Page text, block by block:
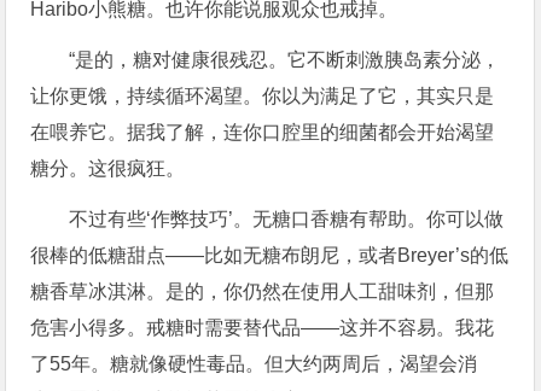
Haribo小熊糖。也许你能说服观众也戒掉。
“是的，糖对健康很残忍。它不断刺激胰岛素分泌，
让你更饿，持续循环渴望。你以为满足了它，其实只是
在喂养它。据我了解，连你口腔里的细菌都会开始渴望
糖分。这很疯狂。
不过有些‘作弊技巧’。无糖口香糖有帮助。你可以做
很棒的低糖甜点——比如无糖布朗尼，或者Breyer’s的低
糖香草冰淇淋。是的，你仍然在使用人工甜味剂，但那
危害小得多。戒糖时需要替代品——这并不容易。我花
了55年。糖就像硬性毒品。但大约两周后，渴望会消